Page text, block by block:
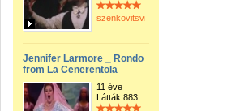
szenkovitsviktor
Jennifer Larmore _ Rondo
from La Cenerentola
11 éve
Látták:883